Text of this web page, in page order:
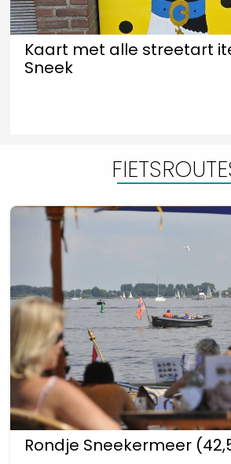
Kaart met alle streetart
Sneek
Rondje Sneekermeer